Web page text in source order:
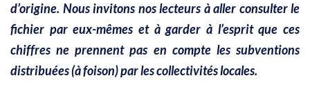
d’origine. Nous invitons nos lecteurs à aller consulter le
fichier par eux-mêmes et à garder à l’esprit que ces
chiffres ne prennent pas en compte les subventions
distribuées (à foison) par les collectivités locales.